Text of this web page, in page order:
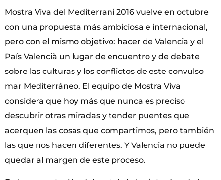
Mostra Viva del Mediterrani 2016 vuelve en octubre
con una propuesta más ambiciosa e internacional,
pero con el mismo objetivo: hacer de Valencia y el
País Valencià un lugar de encuentro y de debate
sobre las culturas y los conflictos de este convulso
mar Mediterráneo. El equipo de Mostra Viva
considera que hoy más que nunca es preciso
descubrir otras miradas y tender puentes que
acerquen las cosas que compartimos, pero también
las que nos hacen diferentes. Y Valencia no puede
quedar al margen de este proceso.